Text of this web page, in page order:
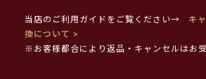
当店のご利用ガイドをご覧ください→
キ
換について >
※お客様都合により返品・キャンセルはお受